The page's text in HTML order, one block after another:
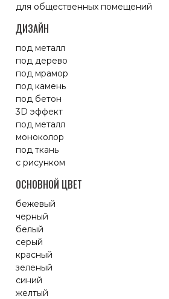
для общественных помещений
ДИЗАЙН
под металл
под дерево
под мрамор
под камень
под бетон
3D эффект
под металл
моноколор
под ткань
с рисунком
ОСНОВНОЙ ЦВЕТ
бежевый
черный
белый
серый
красный
зеленый
синий
желтый